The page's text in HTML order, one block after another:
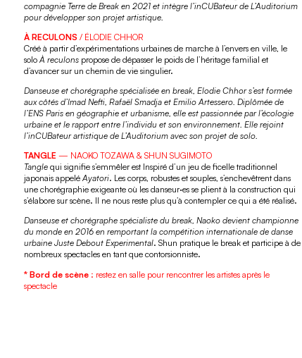
compagnie Terre de Break en 2021 et intègre l’inCUBateur de L’Auditorium
pour développer son projet artistique.
À RECULONS / ÉLODIE CHHOR
Créé à partir d’expérimentations urbaines de marche à l’envers en ville, le
solo À reculonspropose de dépasser le poids de l’héritage familial et
d’avancer sur un chemin de vie singulier.
Danseuse et chorégraphe spécialisée en break, Elodie Chhor s’est formée
aux côtés d’Imad Nefti, Rafaël Smadja et Emilio Artessero. Diplômée de
l’ENS Paris en géographie et urbanisme, elle est passionnée par l’écologie
urbaine et le rapport entre l’individu et son environnement. Elle rejoint
l’inCUBateur artistique de L’Auditorium avec son projet de solo.
TANGLE — NAOKO TOZAWA & SHUN SUGIMOTO
Tanglequi signifie s’emmêler est Inspiré d’un jeu de ficelle traditionnel
japonais appelé Ayatori. Les corps, robustes et souples, s’enchevêtrent dans
une chorégraphie exigeante où les danseur·es se plient à la construction qui
s’élabore sur scène. Il ne nous reste plus qu’à contempler ce qui a été réalisé.
Danseuse et chorégraphe spécialiste du break, Naoko devient championne
du monde en 2016 en remportant la compétition internationale de danse
urbaine Juste Debout Experimental. Shun pratique le break et participe à de
nombreux spectacles en tant que contorsionniste.
* Bord de scène: restez en salle pour rencontrer les artistes après le
spectacle